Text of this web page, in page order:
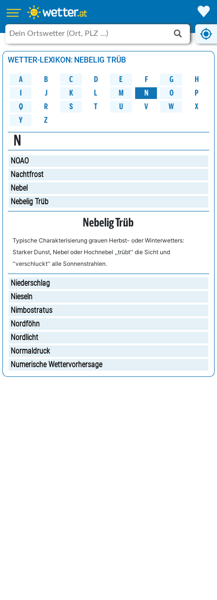
WETTER-LEXIKON: NEBELIG TRÜB
A B C D E F G H
J K L M N O
P
Q
R S T U V W X
Y Z
N
NOAO
Nachtfrost
Nebel
Nebelig Trüb
Nebelig Trüb
Typische Charakterisierung grauen Herbst- oder Winterwetters:
Starker Dunst, Nebel oder Hochnebel ,,trübt'' die Sicht und
''verschluckt'' alle Sonnenstrahlen.
Niederschlag
Nieseln
Nimbostratus
Nordföhn
Nordlicht
Normaldruck
Numerische Wettervorhersage